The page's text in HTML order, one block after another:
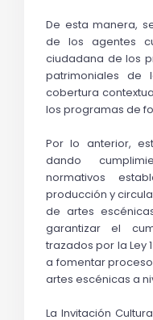
De esta manera,
de los agentes
ciudadana de los
patrimoniales de
cobertura
los programas de
Por lo anterior,
dando
normativos
producción y
de artes
garantizar el
trazados por la Ley
a fomentar
artes escénicas a
La Invitación